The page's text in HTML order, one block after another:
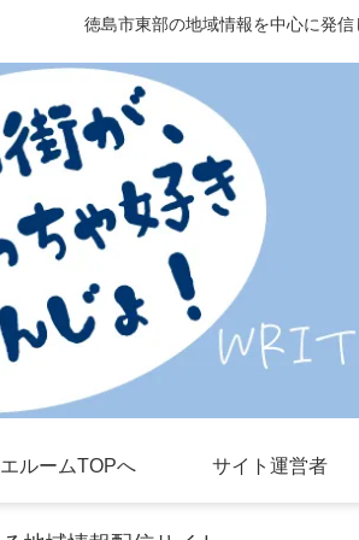
徳島市東部の地域情報を中心に発信
ルームTOPへ サイト運営者